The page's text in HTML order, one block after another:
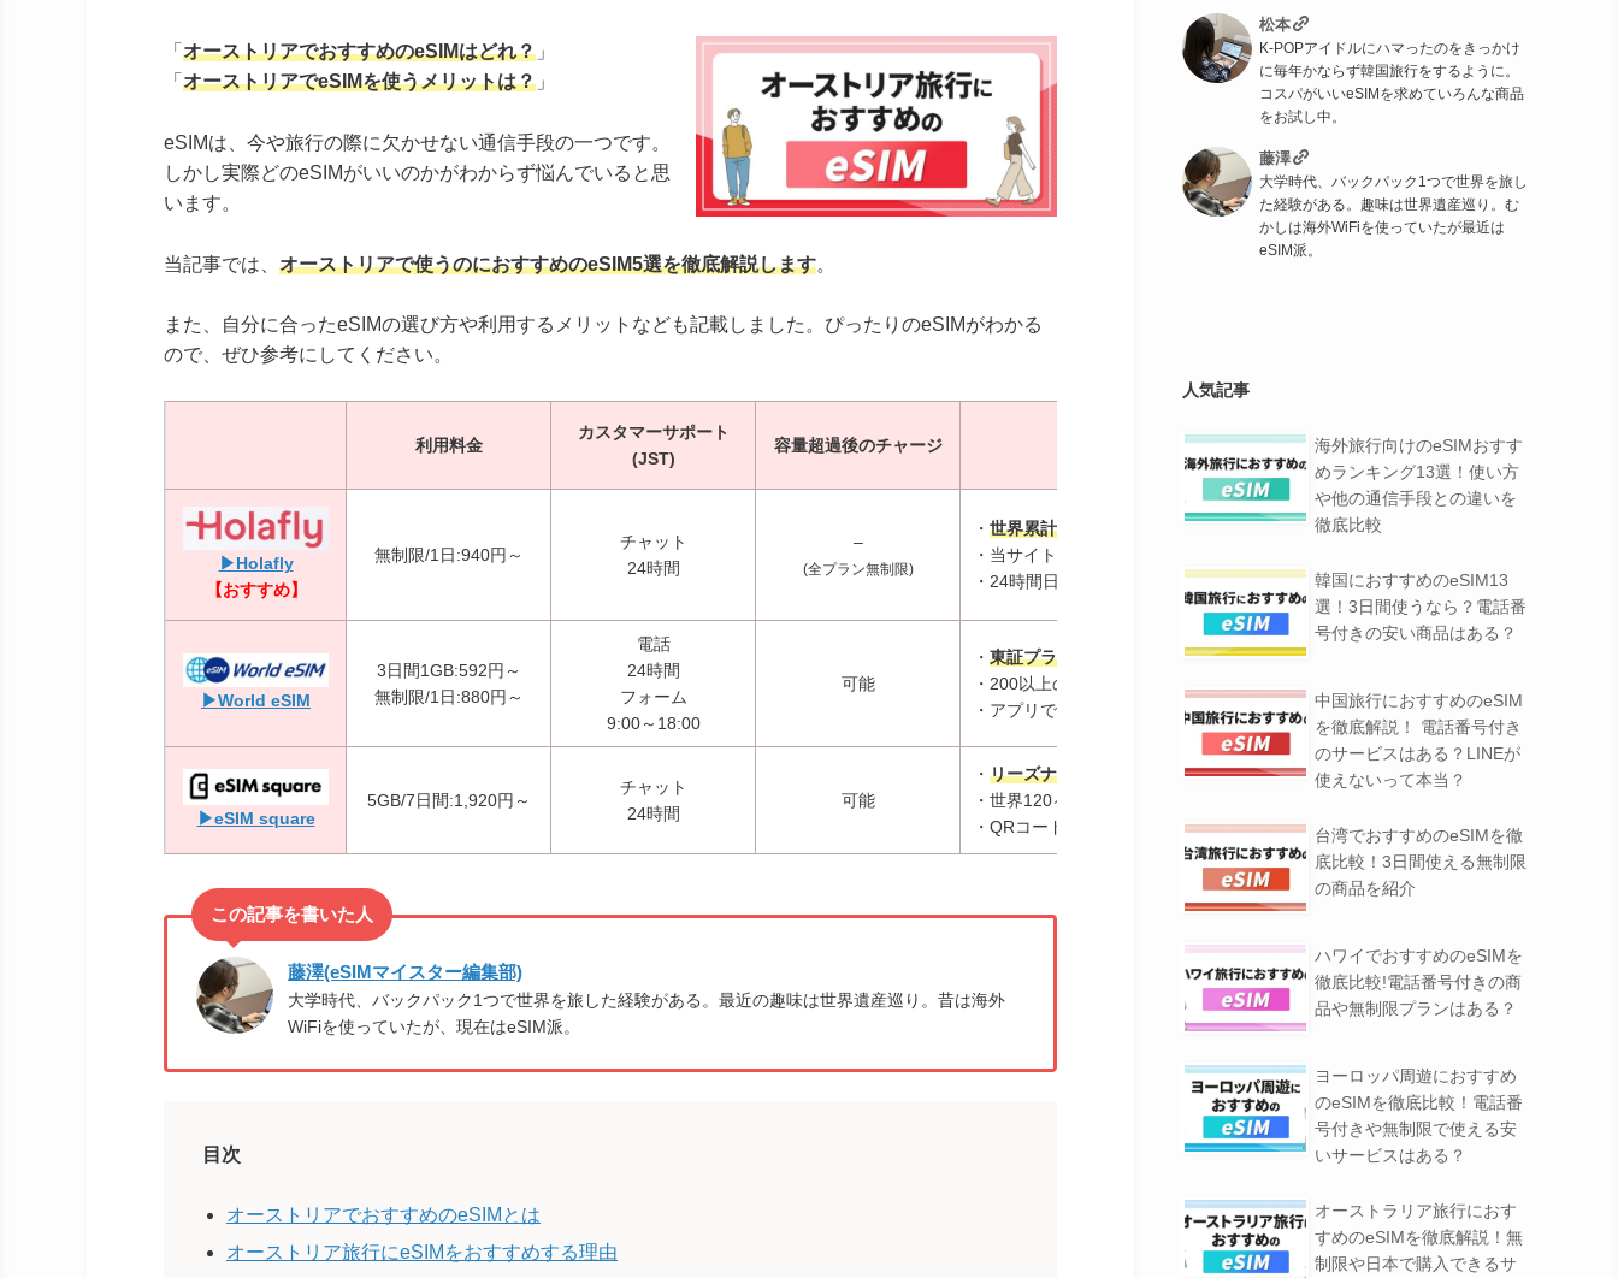
「 オーストリアでおすすめのeSIMはどれ？ 」
「 オーストリアでeSIMを使うメリットは？ 」
eSIMは、今や旅行の際に欠かせない通信手段の一つです。
しかし実際どのeSIMがいいのかがわからず悩んでいると思
います。
当記事では、 オーストリアで使うのにおすすめのeSIM5選を徹底解説します。
また、自分に合ったeSIMの選び方や利用するメリットなども記載しました。ぴったりのeSIMがわかる
ので、ぜひ参考にしてください。
利用料金
カスタマーサポート
(JST)
容量超過後のチャージ 公式サイト
▶Holafly
【おすすめ】
無制限/1日:940円～
チャット
24時間
–
(全プラン無制限)
・ 世界累計100万人以上が利用
・当サイト経由なら全品5%OFF
・24時間日本語サポート
▶World eSIM
3日間1GB:592円～
無制限/1日:880円～
電話
24時間
フォーム
9:00～18:00
可能
・ 東証プライム企業が運営
・200以上の国と地域に対応
・アプリで容量管理ができる
▶eSIM square
5GB/7日間:1,920円～
チャット
24時間
可能
・ リーズナブルな料金設定
・世界120ヶ国で使える
・QRコード決済で購入可能
藤澤(eSIMマイスター編集部)
大学時代、バックパック1つで世界を旅した経験がある。最近の趣味は世界遺産巡り。昔は海外
WiFiを使っていたが、現在はeSIM派。
目次
オーストリアでおすすめのeSIMとは
オーストリア旅行にeSIMをおすすめする理由
松本
K-POPアイドルにハマったのをきっかけ
に毎年かならず韓国旅行をするように。
コスパがいいeSIMを求めていろんな商品
をお試し中。
藤澤
大学時代、バックパック1つで世界を旅し
た経験がある。趣味は世界遺産巡り。む
かしは海外WiFiを使っていたが最近は
eSIM派。
人気記事
海外旅行向けのeSIMおすす
めランキング13選！使い方
や他の通信手段との違いを
徹底比較
韓国におすすめのeSIM13
選！3日間使うなら？電話番
号付きの安い商品はある？
中国旅行におすすめのeSIM
を徹底解説！ 電話番号付き
のサービスはある？LINEが
使えないって本当？
台湾でおすすめのeSIMを徹
底比較！3日間使える無制限
の商品を紹介
ハワイでおすすめのeSIMを
徹底比較!電話番号付きの商
品や無制限プランはある？
ヨーロッパ周遊におすすめ
のeSIMを徹底比較！電話番
号付きや無制限で使える安
いサービスはある？
オーストラリア旅行におす
すめのeSIMを徹底解説！無
制限や日本で購入できるサ